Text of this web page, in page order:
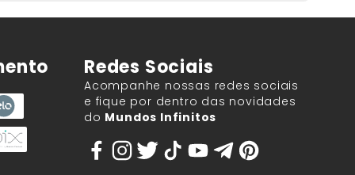
Redes Sociais
Acompanhe nossas redes sociais
e fique por dentro das novidades
do Mundos Infinitos